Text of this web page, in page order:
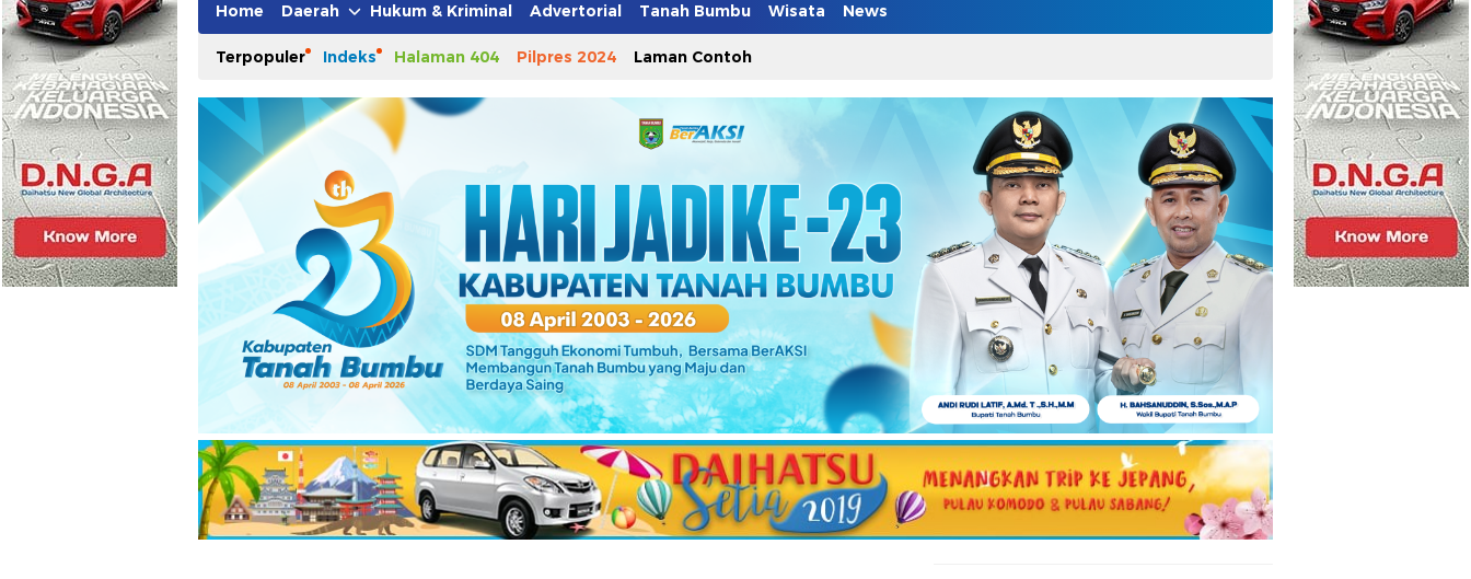
Home Daerah Hukum & Kriminal Advertorial Tanah Bumbu Wisata News
Terpopuler Indeks Halaman 404 Pilpres 2024 Laman Contoh